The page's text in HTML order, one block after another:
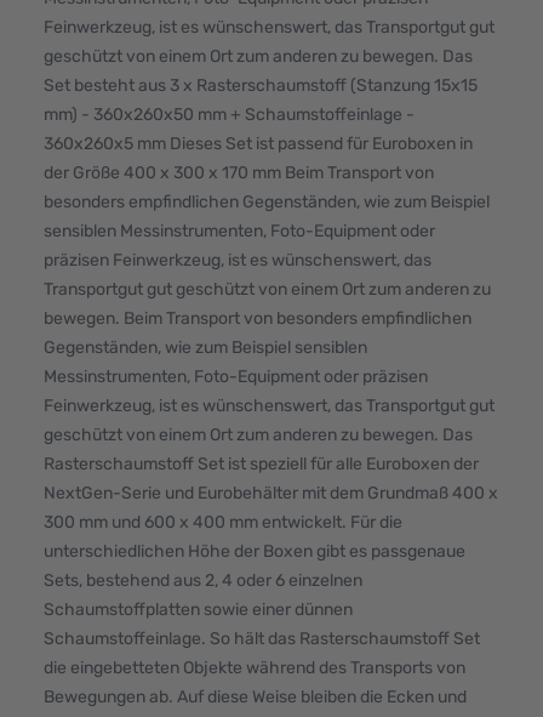
Feinwerkzeug, ist es wünschenswert, das Transportgut gut
geschützt von einem Ort zum anderen zu bewegen. Das
Set besteht aus 3 x Rasterschaumstoff (Stanzung 15x15
mm) - 360x260x50 mm + Schaumstoffeinlage -
360x260x5 mm Dieses Set ist passend für Euroboxen in
der Größe 400 x 300 x 170 mm Beim Transport von
besonders empfindlichen Gegenständen, wie zum Beispiel
sensiblen Messinstrumenten, Foto-Equipment oder
präzisen Feinwerkzeug, ist es wünschenswert, das
Transportgut gut geschützt von einem Ort zum anderen zu
bewegen. Beim Transport von besonders empfindlichen
Gegenständen, wie zum Beispiel sensiblen
Messinstrumenten, Foto-Equipment oder präzisen
Feinwerkzeug, ist es wünschenswert, das Transportgut gut
geschützt von einem Ort zum anderen zu bewegen. Das
Rasterschaumstoff Set ist speziell für alle Euroboxen der
NextGen-Serie und Eurobehälter mit dem Grundmaß 400 x
300 mm und 600 x 400 mm entwickelt. Für die
unterschiedlichen Höhe der Boxen gibt es passgenaue
Sets, bestehend aus 2, 4 oder 6 einzelnen
Schaumstoffplatten sowie einer dünnen
Schaumstoffeinlage. So hält das Rasterschaumstoff Set
die eingebetteten Objekte während des Transports von
Bewegungen ab. Auf diese Weise bleiben die Ecken und